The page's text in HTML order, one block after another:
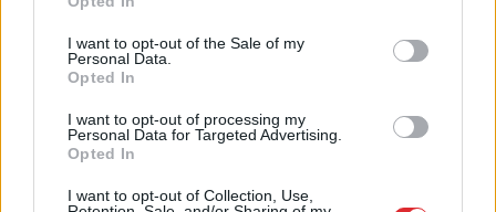
use your data for below specified purposes in below Google
consent section.
I want to opt-out of the Sale of my
Personal Data.
Opted In
I want to opt-out of processing my
Personal Data for Targeted Advertising.
Opted In
I want to opt-out of Collection, Use,
Kā duncis mugurā! Bagātā Krievijas
kaimiņvalsts praktiski atteikusies no